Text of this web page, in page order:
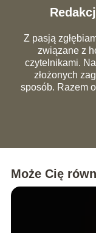
Z pasją
związane z
czytelnikami.
złożonych
sposób. Razem
Może Cię